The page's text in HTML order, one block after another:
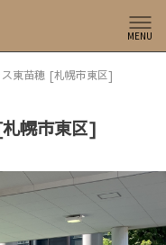
MENU
ス東苗穂 [札幌市東区]
幌市東区]